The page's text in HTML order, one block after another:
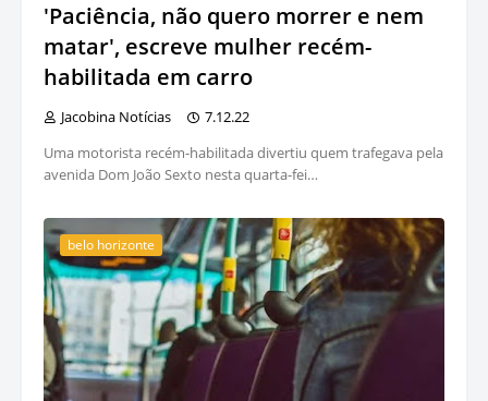
'Paciência, não quero morrer e nem
matar', escreve mulher recém-
habilitada em carro
Jacobina Notícias
7.12.22
Uma motorista recém-habilitada divertiu quem trafegava pela
avenida Dom João Sexto nesta quarta-fei…
belo horizonte